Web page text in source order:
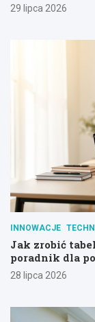
29 lipca 2026
INNOWACJE
Jak zrobić
poradnik dla
28 lipca 2026